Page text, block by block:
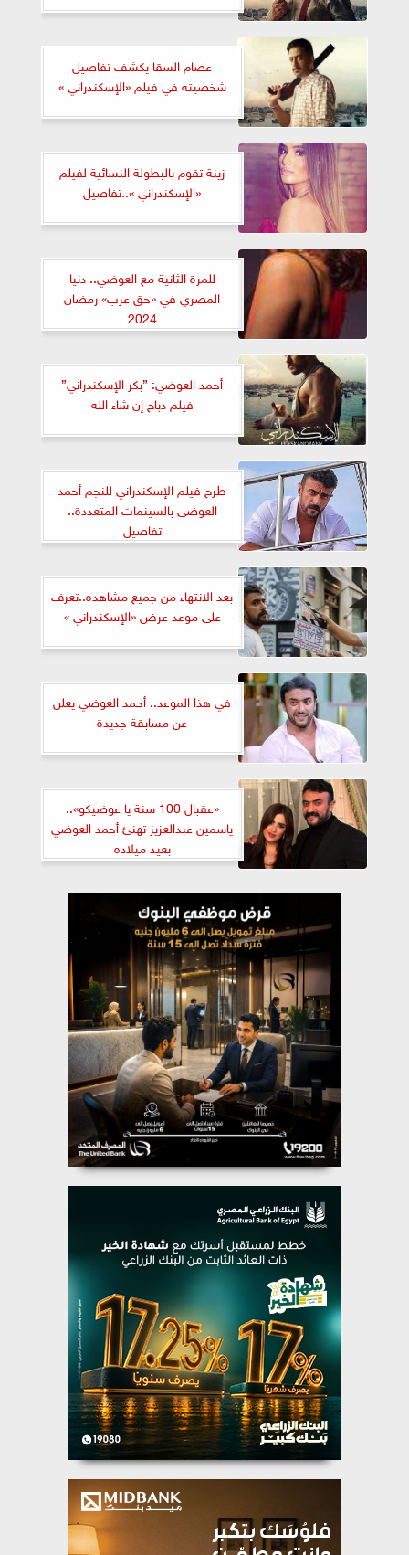
عصام السقا يكشف تفاصيل
شخصيته في فيلم «الإسكندراني »
زينة تقوم بالبطولة النسائية لفيلم
«الإسكندراني »..تفاصيل
للمرة الثانية مع العوضي.. دنيا
المصري في «حق عرب» رمضان
2024
أحمد العوضي: ”بكر الإسكندراني”
فيلم دباح إن شاء الله
طرح فيلم الإسكندراني للنجم أحمد
العوضى بالسينمات المتعددة..
تفاصيل
بعد الانتهاء من جميع مشاهده..تعرف
على موعد عرض «الإسكندراني »
في هذا الموعد.. أحمد العوضي يعلن
عن مسابقة جديدة
«عقبال 100 سنة يا عوضيكو»..
ياسمين عبدالعزيز تهنئ أحمد العوضي
بعيد ميلاده